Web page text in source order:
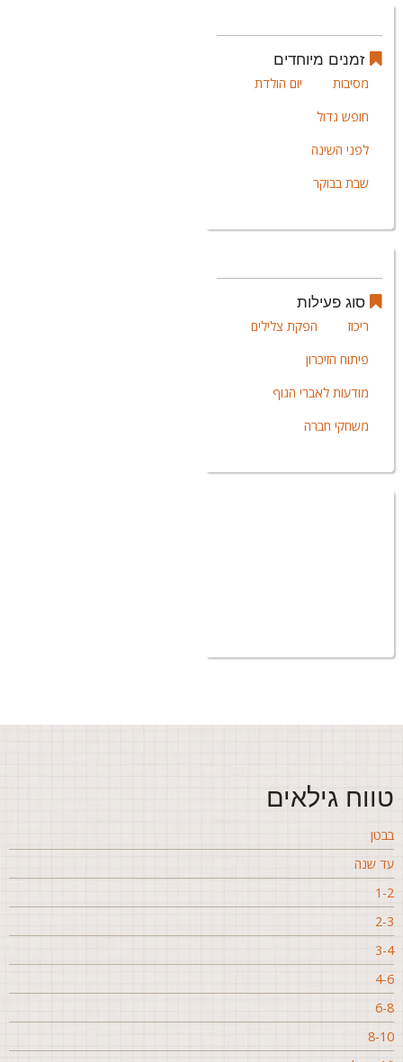
זמנים מיוחדים
מסיבות
יום הולדת
חופש גדול
לפני השינה
שבת בבוקר
סוג פעילות
ריכוז
הפקת צלילים
פיתוח הזיכרון
מודעות לאברי הגוף
משחקי חברה
גילאים
שנה
1-
2-
3-
4-
6-
8-